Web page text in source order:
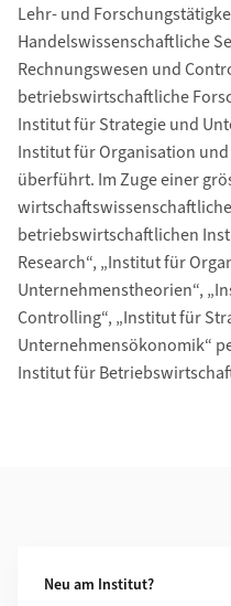
Lehr- und
Handelswissenschaftliche
Rechnungswesen und
betriebswirtschaftliche
Institut für Strategie und
Institut für Organisation
überführt. Im Zuge einer
betriebswirtschaftlichen
Research“, „Institut für
Unternehmenstheorien“,
Controlling“, „Institut für
Unternehmensökonomik“
Institut für
Neu am Institut?